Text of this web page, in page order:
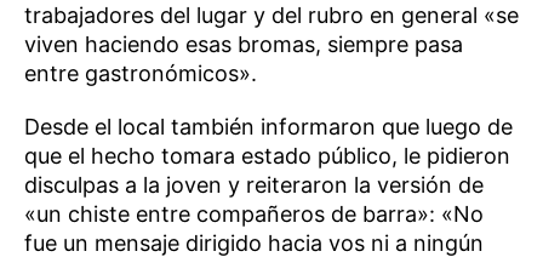
trabajadores del lugar y del rubro en general «se
viven haciendo esas bromas, siempre pasa
entre gastronómicos».
Desde el local también informaron que luego de
que el hecho tomara estado público, le pidieron
disculpas a la joven y reiteraron la versión de
«un chiste entre compañeros de barra»: «No
fue un mensaje dirigido hacia vos ni a ningún